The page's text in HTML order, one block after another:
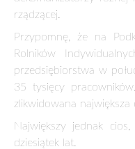
rządzącej.
Przypomnę, że na
Rolników
przedsiębiorstwa w
35 tysięcy
zlikwidowana największa
Największy jednak
dziesiątek lat.